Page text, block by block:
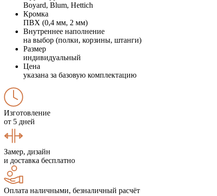
Boyard, Blum, Hettich
Кромка
ПВХ (0,4 мм, 2 мм)
Внутреннее наполнение
на выбор (полки, корзины, штанги)
Размер
индивидуальный
Цена
указана за базовую комплектацию
Изготовление
от 5 дней
Замер, дизайн
и доставка бесплатно
Оплата наличными, безналичный расчёт